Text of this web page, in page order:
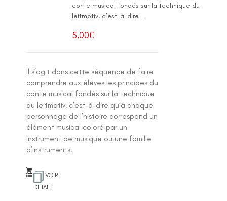
conte musical fondés sur la technique du
leitmotiv, c’est-à-dire...
5,00€
Il s’agit dans cette séquence de faire
comprendre aux élèves les principes du
conte musical fondés sur la technique
du leitmotiv, c’est-à-dire qu’à chaque
personnage de l’histoire correspond un
élément musical coloré par un
instrument de musique ou une famille
d’instruments.
VOIR
DETAIL